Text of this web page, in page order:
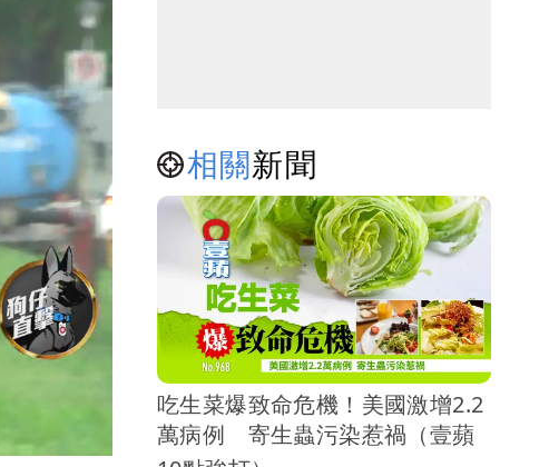
相關新聞
吃生菜爆致命危機！美國激增2.2
萬病例 寄生蟲污染惹禍（壹蘋